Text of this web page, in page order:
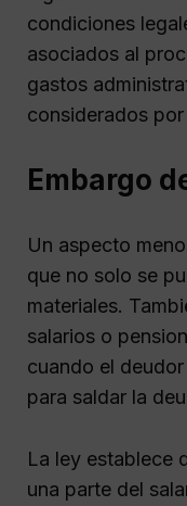
condiciones
asociados al
gastos
considerados
Embargo
Un aspecto
que no solo se
materiales.
salarios o
cuando el
para saldar la
La ley establece
una parte del